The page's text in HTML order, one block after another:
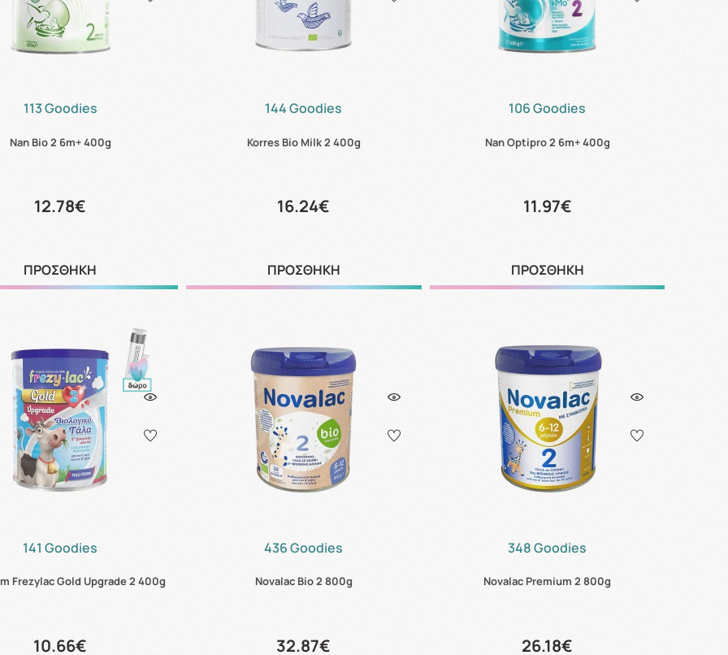
113 Goodies
Nan Bio 2 6m+ 400g
12.78€
ΠΡΟΣΘΗΚΗ
144 Goodies
Korres Bio Milk 2 400g
16.24€
ΠΡΟΣΘΗΚΗ
106 Goodies
Nan Optipro 2 6m+ 400g
11.97€
ΠΡΟΣΘΗΚΗ
141 Goodies
Frezylac Gold Upgrade 2 400g
10.66€
436 Goodies
Novalac Bio 2 800g
32.87€
348 Goodies
Novalac Premium 2 800g
26.18€